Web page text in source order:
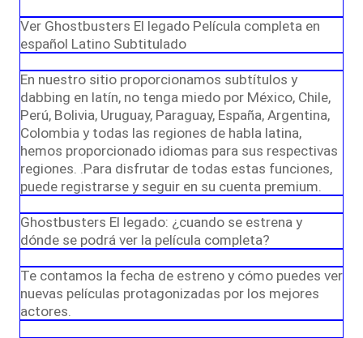
Ver Ghostbusters El legado Película completa en
español Latino Subtitulado
En nuestro sitio proporcionamos subtítulos y
dabbing en latín, no tenga miedo por México, Chile,
Perú, Bolivia, Uruguay, Paraguay, España, Argentina,
Colombia y todas las regiones de habla latina,
hemos proporcionado idiomas para sus respectivas
regiones. .Para disfrutar de todas estas funciones,
puede registrarse y seguir en su cuenta premium.
Ghostbusters El legado: ¿cuando se estrena y
dónde se podrá ver la película completa?
Te contamos la fecha de estreno y cómo puedes ver
nuevas películas protagonizadas por los mejores
actores.